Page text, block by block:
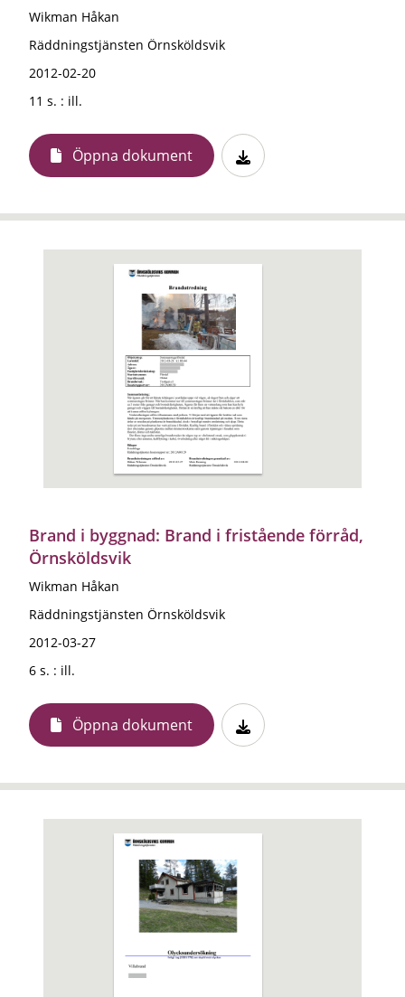
Wikman Håkan
Räddningstjänsten Örnsköldsvik
2012-02-20
11 s. : ill.
Öppna dokument
Brand i byggnad: Brand i fristående förråd,
Örnsköldsvik
Wikman Håkan
Räddningstjänsten Örnsköldsvik
2012-03-27
6 s. : ill.
Öppna dokument